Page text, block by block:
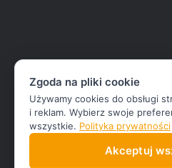
Zgoda na pliki cookie
Używamy cookies do obsługi
i reklam. Wybierz swoje
wszystkie. Polityka prywatności
Akceptuj